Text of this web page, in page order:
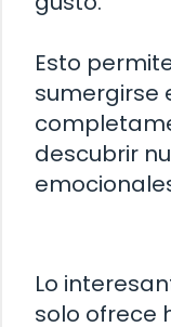
Esto
sumergirse
descubrir
Lo
solo ofrece